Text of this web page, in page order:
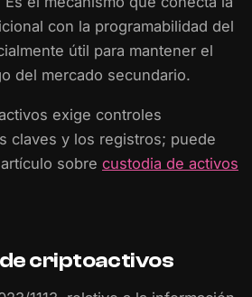
con la programabilidad del
útil para mantener el
del mercado secundario.
exige controles
claves y los registros; puede
sobre custodia de activos
de criptoactivos